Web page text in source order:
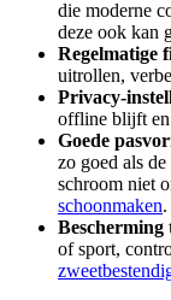
die moderne
deze ook kan
Regelmatige
uitrollen,
Privacy-
offline blijft en
Goede
zo goed als
schroom niet
schoonmaken.
Bescherming
of sport,